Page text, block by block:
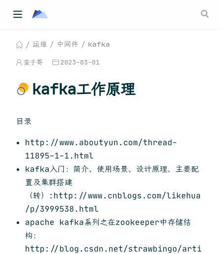
运维 中间件 kafka
蛮子哥 2023-03-01
kafka工作原理
目录
http://www.aboutyun.com/thread-
11895-1-1.html
kafka入门：简介、使用场景、设计原理、主要配
置及集群搭建
（转）:http://www.cnblogs.com/likehua
/p/3999538.html
apache kafka系列之在zookeeper中存储结
构：
http://blog.csdn.net/strawbingo/arti